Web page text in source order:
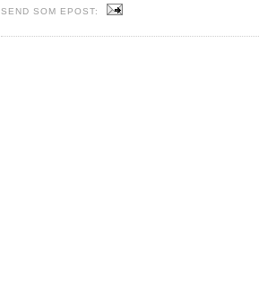
SEND SOM EPOST: